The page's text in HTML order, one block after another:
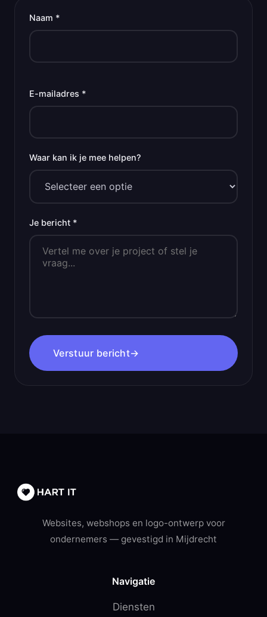
Naam *
E-mailadres *
Waar kan ik je mee helpen?
Je bericht *
Verstuur bericht→
Websites, webshops en logo-ontwerp voor
ondernemers — gevestigd in Mijdrecht
Navigatie
Diensten